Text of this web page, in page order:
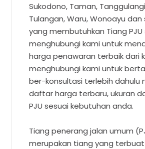
Sukodono, Taman,
Tulangan, Waru, Wonoayu
yang membutuhkan Tiang PJU
menghubungi kami untuk
harga penawaran terbaik dari
menghubungi kami untuk
ber-konsultasi terlebih dahulu
daftar harga terbaru, ukuran
PJU sesuai kebutuhan anda.
Tiang penerang jalan umum
merupakan tiang yang